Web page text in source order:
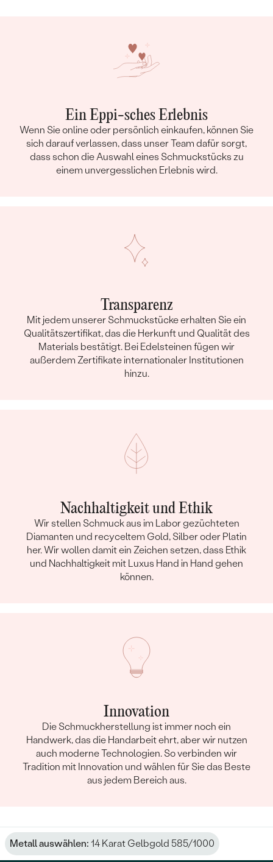
Bestseller
ANSEHEN
Ein Eppi-sches Erlebnis
Wenn Sie online oder persönlich einkaufen, können Sie
sich darauf verlassen, dass unser Team dafür sorgt,
dass schon die Auswahl eines Schmuckstücks zu
einem unvergesslichen Erlebnis wird.
Transparenz
Mit jedem unserer Schmuckstücke erhalten Sie ein
Qualitätszertifikat, das die Herkunft und Qualität des
Materials bestätigt. Bei Edelsteinen fügen wir
außerdem Zertifikate internationaler Institutionen
hinzu.
Nachhaltigkeit und Ethik
Wir stellen Schmuck aus im Labor gezüchteten
Diamanten und recyceltem Gold, Silber oder Platin
her. Wir wollen damit ein Zeichen setzen, dass Ethik
und Nachhaltigkeit mit Luxus Hand in Hand gehen
können.
Innovation
Die Schmuckherstellung ist immer noch ein
Handwerk, das die Handarbeit ehrt, aber wir nutzen
auch moderne Technologien. So verbinden wir
Tradition mit Innovation und wählen für Sie das Beste
aus jedem Bereich aus.
Metall auswählen: 14 Karat Gelbgold 585/1000